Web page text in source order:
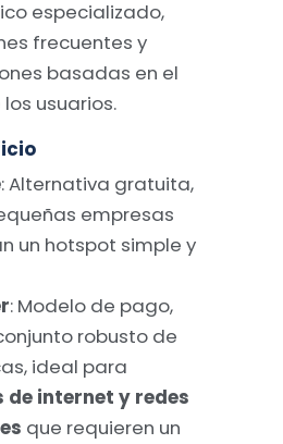
especializado,
frecuentes y
basadas en el
usuarios.
: Alternativa gratuita,
empresas
un hotspot simple y
: Modelo de pago,
robusto de
ideal para
de internet y redes
que requieren un